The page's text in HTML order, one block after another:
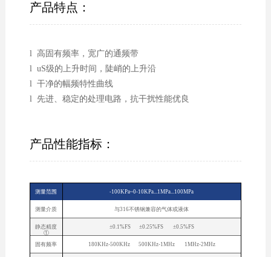
产品特点：
l 高固有频率，宽广的通频带
l uS级的上升时间，陡峭的上升沿
l 干净的幅频特性曲线
l 先进、稳定的处理电路，抗干扰性能优良
产品性能指标：
测量范围 -100KPa~0-10KPa...1MPa...100MPa
测量介质 与316不锈钢兼容的气体或液体
静态精度
①
±0.1%FS ±0.25%FS ±0.5%FS
固有频率 180KHz-500KHz 500KHz-1MHz 1MHz-2MHz